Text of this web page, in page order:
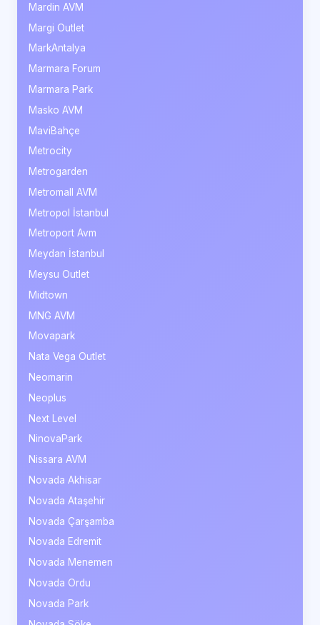
Mardin AVM
Margi Outlet
MarkAntalya
Marmara Forum
Marmara Park
Masko AVM
MaviBahçe
Metrocity
Metrogarden
Metromall AVM
Metropol İstanbul
Metroport Avm
Meydan İstanbul
Meysu Outlet
Midtown
MNG AVM
Movapark
Nata Vega Outlet
Neomarin
Neoplus
Next Level
NinovaPark
Nissara AVM
Novada Akhisar
Novada Ataşehir
Novada Çarşamba
Novada Edremit
Novada Menemen
Novada Ordu
Novada Park